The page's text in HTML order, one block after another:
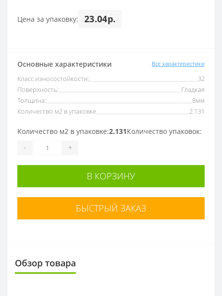
Цена за упаковку: 23.04р.
Основные характеристики Все характеристики
Класс износостойкости:
32
Поверхность:
Гладкая
Толщина:
8мм
Количество м2 в упаковке
2.131
Количество м2 в упаковке:2.131Количество упаковок:
- +
В КОРЗИНУ
БЫСТРЫЙ ЗАКАЗ
Обзор товара